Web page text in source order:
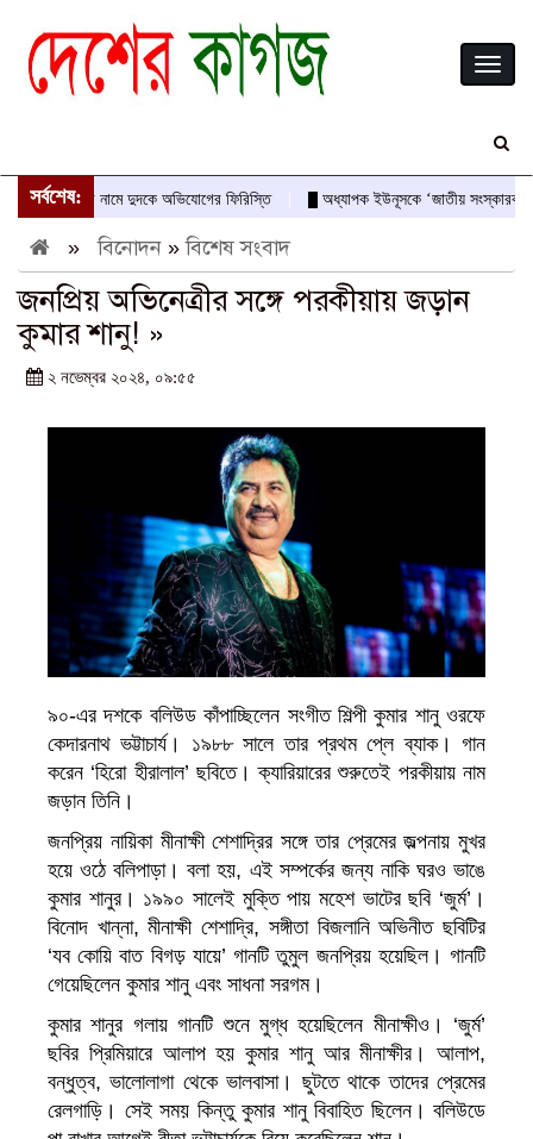
সর্বশেষ:
আবীরের নামে দুদকে অভিযোগের ফিরিস্তি অধ্যাপক ইউনূসকে ‘জাতীয় সংস্কারক’ ও
»বিনোদন »বিশেষ সংবাদ
জনপ্রিয় অভিনেত্রীর সঙ্গে পরকীয়ায় জড়ান
কুমার শানু! »
২ নভেম্বর ২০২৪, ০৯:৫৫
৯০-এর দশকে বলিউড কাঁপাচ্ছিলেন সংগীত শিল্পী কুমার শানু ওরফে
কেদারনাথ ভট্টাচার্য। ১৯৮৮ সালে তার প্রথম প্লে ব্যাক। গান
করেন ‘হিরো হীরালাল’ ছবিতে। ক্যারিয়ারের শুরুতেই পরকীয়ায় নাম
জড়ান তিনি।
জনপ্রিয় নায়িকা মীনাক্ষী শেশাদ্রির সঙ্গে তার প্রেমের জল্পনায় মুখর
হয়ে ওঠে বলিপাড়া। বলা হয়, এই সম্পর্কের জন্য নাকি ঘরও ভাঙে
কুমার শানুর। ১৯৯০ সালেই মুক্তি পায় মহেশ ভাটের ছবি ‘জুর্ম’।
বিনোদ খান্না, মীনাক্ষী শেশাদ্রি, সঙ্গীতা বিজলানি অভিনীত ছবিটির
‘যব কোয়ি বাত বিগড় যায়ে’ গানটি তুমুল জনপ্রিয় হয়েছিল। গানটি
গেয়েছিলেন কুমার শানু এবং সাধনা সরগম।
কুমার শানুর গলায় গানটি শুনে মুগ্ধ হয়েছিলেন মীনাক্ষীও। ‘জুর্ম’
ছবির প্রিমিয়ারে আলাপ হয় কুমার শানু আর মীনাক্ষীর। আলাপ,
বন্ধুত্ব, ভালোলাগা থেকে ভালবাসা। ছুটতে থাকে তাদের প্রেমের
রেলগাড়ি। সেই সময় কিন্তু কুমার শানু বিবাহিত ছিলেন। বলিউডে